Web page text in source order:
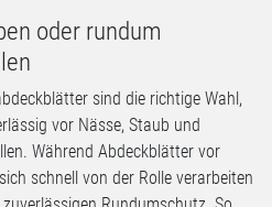
oder rundum
sind die richtige Wahl,
vor Nässe, Staub und
Während Abdeckblätter vor
schnell von der Rolle verarbeiten